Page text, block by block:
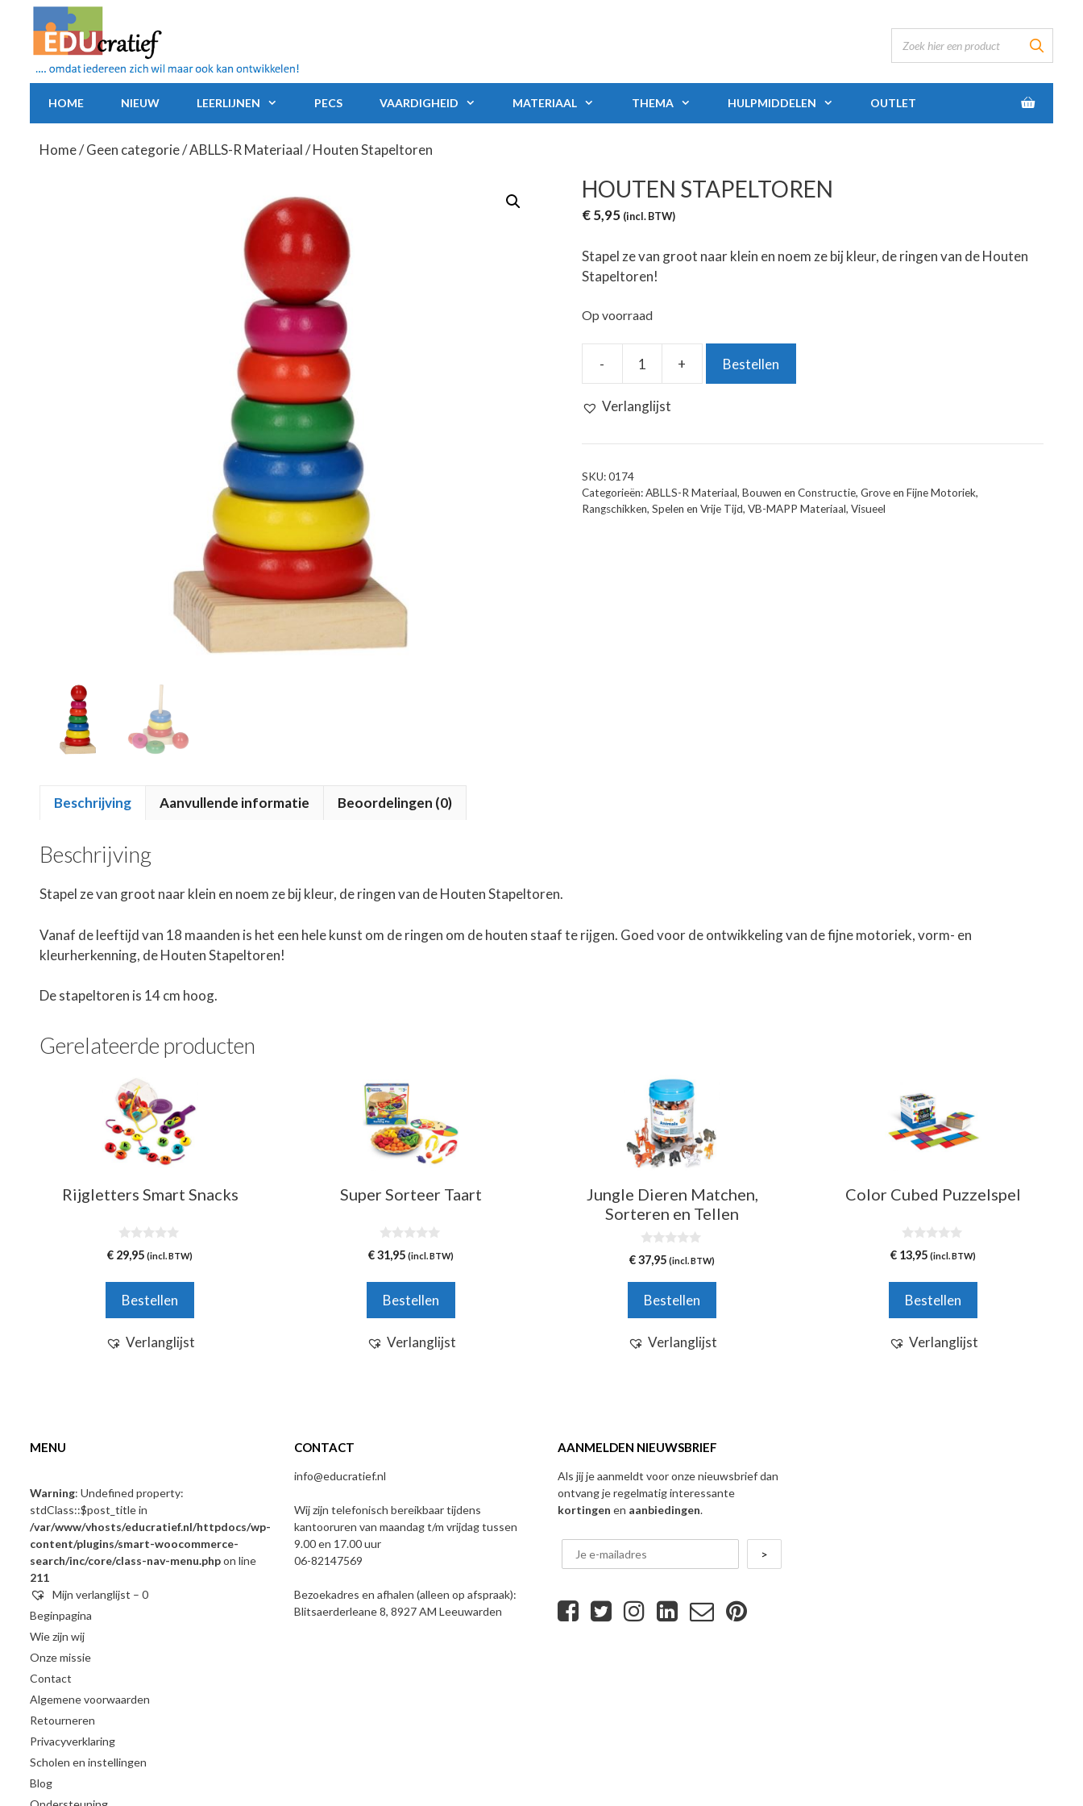
inhoud
HOME NIEUW LEERLIJNEN PECS VAARDIGHEID MATERIAAL THEMA HULPMIDDELEN OUTLET
Home/Geen categorie/ABLLS-R Materiaal/ Houten Stapeltoren
HOUTEN STAPELTOREN
€5,95 (incl. BTW)
Stapel ze van groot naar klein en noem ze bij kleur, de ringen van de Houten
Stapeltoren!
Op voorraad
-
aantal
+ Bestellen
Verlanglijst
SKU:0174
Categorieën:ABLLS-R Materiaal, Bouwen en Constructie, Grove en Fijne Motoriek,
Rangschikken, Spelen en Vrije Tijd, VB-MAPP Materiaal, Visueel
Beschrijving Aanvullende informatie Beoordelingen (0)
Beschrijving
Stapel ze van groot naar klein en noem ze bij kleur, de ringen van de Houten Stapeltoren.
Vanaf de leeftijd van 18 maanden is het een hele kunst om de ringen om de houten staaf te rijgen. Goed voor de ontwikkeling van de fijne motoriek, vorm- en
kleurherkenning, de Houten Stapeltoren!
De stapeltoren is 14 cm hoog.
Gerelateerde producten
Rijgletters Smart Snacks
0
v
n
5
€ 29,95 (incl. BTW)
Bestellen
Verlanglijst
Super Sorteer Taart
0
v
n
5
€31,95 (incl. BTW)
Bestellen
Verlanglijst
Jungle Dieren Matchen,
Sorteren en Tellen
0
v
5
€37,95 (incl. BTW)
Bestellen
Verlanglijst
Color Cubed Puzzelspel
0
v
n
5
€ 13,95 (incl. BTW)
Bestellen
Verlanglijst
MENU
Warning: Undefined property:
stdClass::$post_title in
/var/www/vhosts/educratief.nl/httpdocs/wp-
content/plugins/smart-woocommerce-
search/inc/core/class-nav-menu.phpon line
211
Mijn verlanglijst – 0
Beginpagina
Wie zijn wij
Onze missie
Contact
Algemene voorwaarden
Retourneren
Privacyverklaring
Scholen en instellingen
Blog
CONTACT
info@educratief.nl
Wij zijn telefonisch bereikbaar tijdens
kantooruren van maandag t/m vrijdag tussen
9.00 en 17.00 uur
06-82147569
Bezoekadres en afhalen (alleen op afspraak):
Blitsaerderleane 8, 8927 AM Leeuwarden
AANMELDEN NIEUWSBRIEF
Als jij je aanmeldt voor onze nieuwsbrief dan
ontvang je regelmatig interessante
kortingen en aanbiedingen.